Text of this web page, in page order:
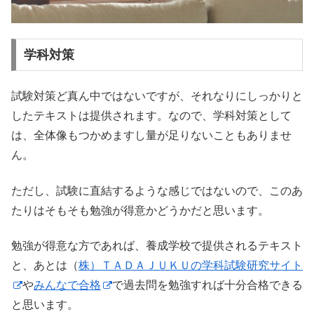
学科対策
試験対策ど真ん中ではないですが、それなりにしっかりと
したテキストは提供されます。なので、学科対策として
は、全体像もつかめますし量が足りないこともありませ
ん。
ただし、試験に直結するような感じではないので、このあ
たりはそもそも勉強が得意かどうかだと思います。
勉強が得意な方であれば、養成学校で提供されるテキスト
と、あとは（株）ＴＡＤＡＪＵＫＵの学科試験研究サイト
やみんなで合格
で過去問を勉強すれば十分合格できる
と思います。